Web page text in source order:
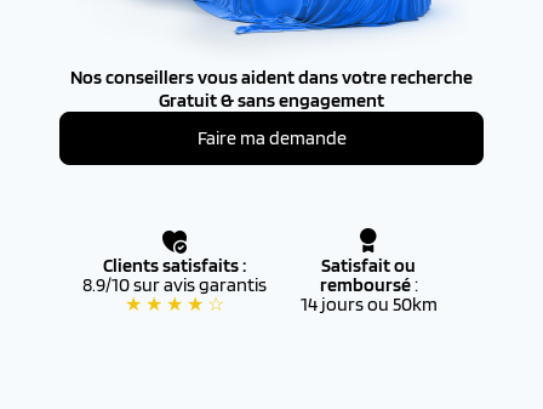
Nos conseillers vous aident dans votre recherche
Gratuit & sans engagement
Faire ma demande
Clients satisfaits :
8.9/10 sur avis garantis
★ ★ ★ ★ ☆
Satisfait ou
remboursé:
14 jours ou 50km